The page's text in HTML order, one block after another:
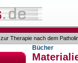
Therapie nach dem
Bücher